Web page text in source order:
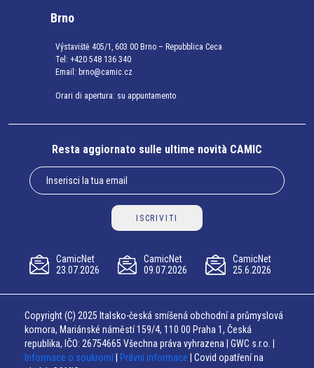
Brno
Výstaviště 405/1, 603 00 Brno – Repubblica Ceca
Tel: +420 548 136 340
Email: brno@camic.cz
Orari di apertura: su appuntamento
Resta aggiornato sulle ultime novità CAMIC
ISCRIVITI
CamicNet
23.07.2026
CamicNet
09.07.2026
CamicNet
25.6.2026
Copyright (C) 2025 Italsko-česká smíšená obchodní a průmyslová
komora, Mariánské náměstí 159/4, 110 00 Praha 1, Česká
republika, IČO: 26754665 Všechna práva vyhrazena | GWC s.r.o. |
Informace o soukromí
Právní informace | Covid opatření na